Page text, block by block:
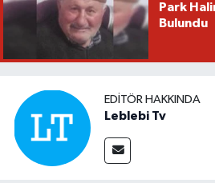
Park
Bulundu
EDITÖR HAKKINDA
Leblebi Tv